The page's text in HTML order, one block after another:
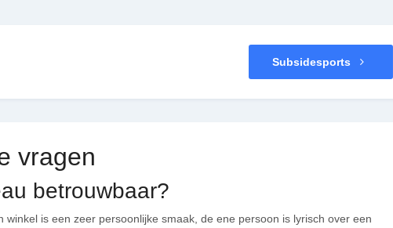
Subsidesports
vragen
betrouwbaar?
winkel is een zeer persoonlijke smaak, de ene persoon is lyrisch over een